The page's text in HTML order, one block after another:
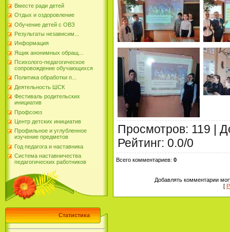
Вместе ради детей
Отдых и оздоровление
Обучение детей с ОВЗ
Результаты независим...
Информация
Ящик анонимных обращ...
Психолого-педагогическое
сопровождение обучающихся
Политика обработки п...
Деятельность ШСК
Фестиваль родительских
инициатив
Профсоюз
Центр детских инициатив
Профильное и углубленное
изучение предметов
Год педагога и наставника
Система наставничества
педагогических работников
Статистика
Просмотров: 119 |
Рейтинг: 0.0/0
Всего комментариев: 0
Добавлять комментарии
[